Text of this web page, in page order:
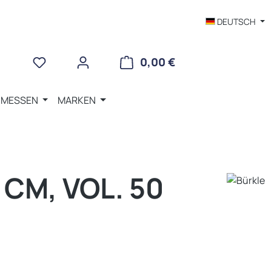
DEUTSCH
0,00 €WARENKORB
MARKEN
VOL. 50